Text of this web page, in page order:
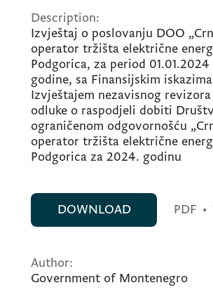
Description:
Izvještaj o poslovanju DOO
operator tržišta električne
Podgorica, za period 01.01.2024
godine, sa Finansijskim
Izvještajem nezavisnog
odluke o raspodjeli dobiti
ograničenom odgovornošću
operator tržišta električne
Podgorica za 2024. godinu
Author:
Government of Montenegro
DOWNLOAD PDF •